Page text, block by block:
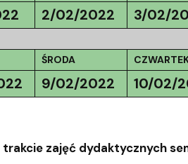
2/02/2022 3/02/
ŚRODA
9/02/2022 10/02/
trakcie zajęć dydaktycznych